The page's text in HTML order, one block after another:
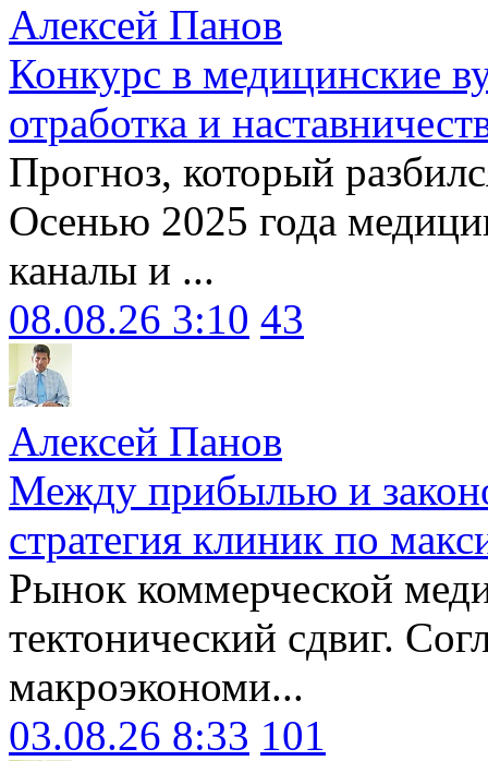
Алексей Панов
Конкурс в медицинские
отработка и
Прогноз, который
Осенью 2025 года
каналы и ...
08.08.26 3:10 43
Алексей Панов
Между прибылью и
стратегия клиник по
Рынок коммерческой
тектонический сдвиг.
макроэкономи...
03.08.26 8:33 101